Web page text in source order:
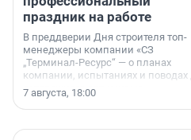
праздник на работе
В преддверии Дня строителя топ-
менеджеры компании «СЗ
„Терминал-Ресурс“ — о планах
компании, испытаниях и поводах
осторожного оптимизма.
7 августа, 18:00